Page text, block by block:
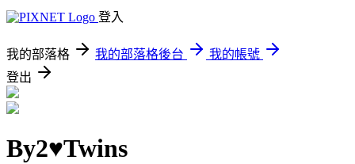
登入
我的部落格 我的部落格後台
我的帳號
登出
By2♥Twins